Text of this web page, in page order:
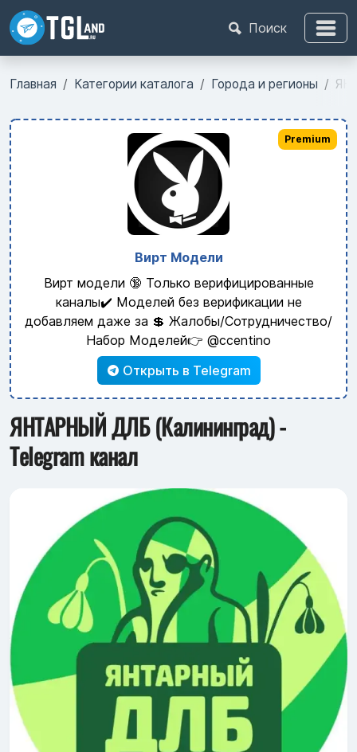
Поиск
Главная Категории каталога Города и регионы
Вирт Модели
Вирт модели 🔞 Только верифицированные
каналы✔️ Моделей без верификации не
добавляем даже за 💲 Жалобы/Сотрудничество/
Набор Моделей👉 @ccentino
Открыть в Telegram
Premium
ЯНТАРНЫЙ ДЛБ (Калининград) -
Telegram канал